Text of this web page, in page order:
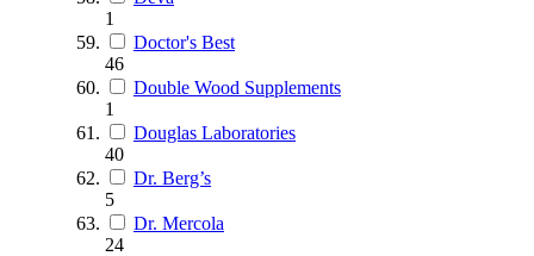
1
Doctor's Best
46
Double Wood Supplements
1
Douglas Laboratories
40
Dr. Berg’s
5
Dr. Mercola
24